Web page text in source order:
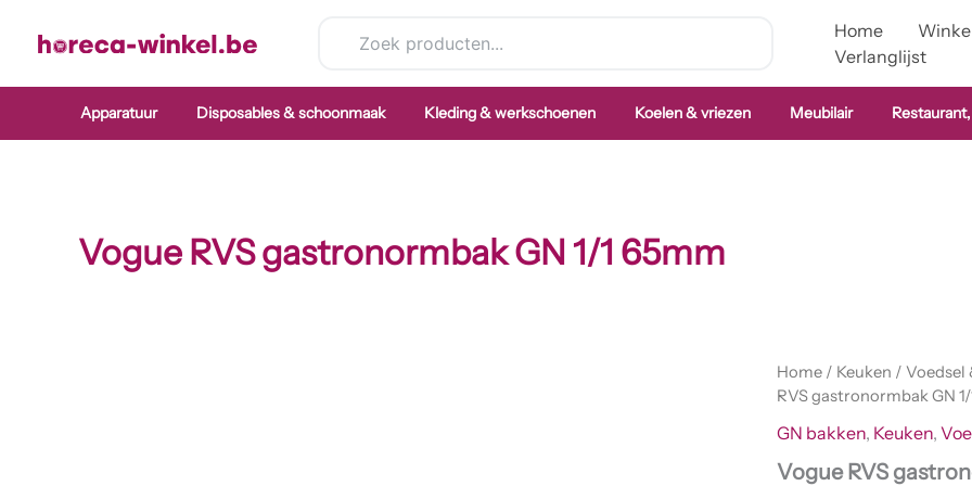
inhoud
Home
Verlanglijst
Apparatuur Disposables & schoonmaak Kleding & werkschoenen Koelen & vriezen Meubilair
Vogue RVS gastronormbak GN 1/1 65mm
Home / Keuken /Voedsel
RVS gastronormbak GN
GN bakken, Keuken,
Vogue RVS
Vogue
RVS
GN
65mm